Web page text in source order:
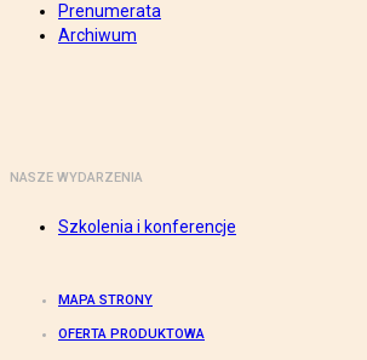
Prenumerata
Archiwum
NASZE WYDARZENIA
Szkolenia i konferencje
MAPA STRONY
OFERTA PRODUKTOWA